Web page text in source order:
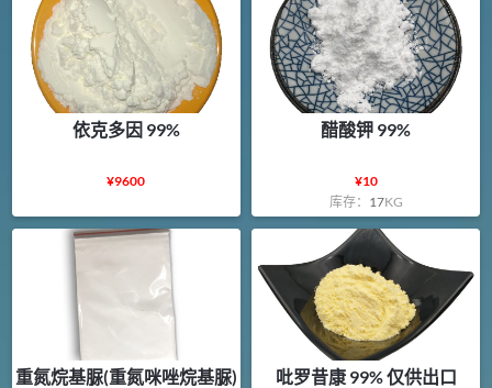
依克多因 99%
¥9600
醋酸钾 99%
¥10
库存： 17KG
重氮烷基脲(重氮咪唑烷基脲)
吡罗昔康 99% 仅供出口